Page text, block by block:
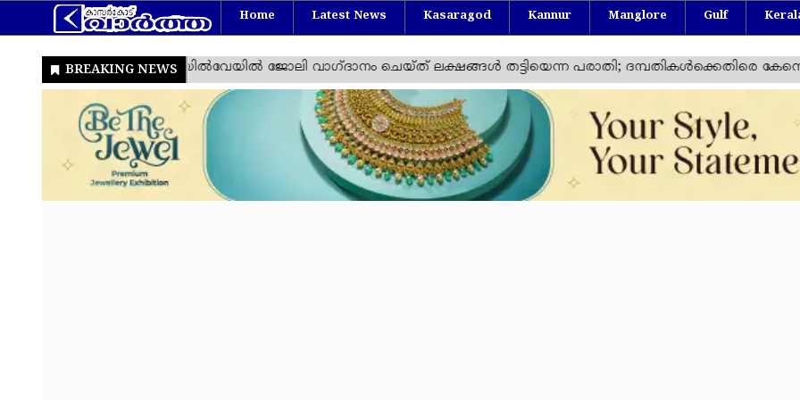
Home Latest News Kasaragod Kannur Manglore Gulf